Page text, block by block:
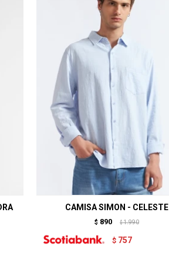
CAMISA SIMON - CELESTE
$ 890 $ 1.990
$ 757